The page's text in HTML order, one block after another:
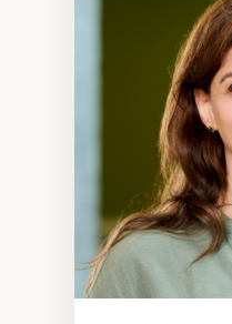
Fragmentation
Analyse multi-
médiatiques
Analyse des
travers les
Recherche
les auditoires
Épistémologie
numérique et l’IA
Théorie des
La pensée
La pensée
Justice
internationales